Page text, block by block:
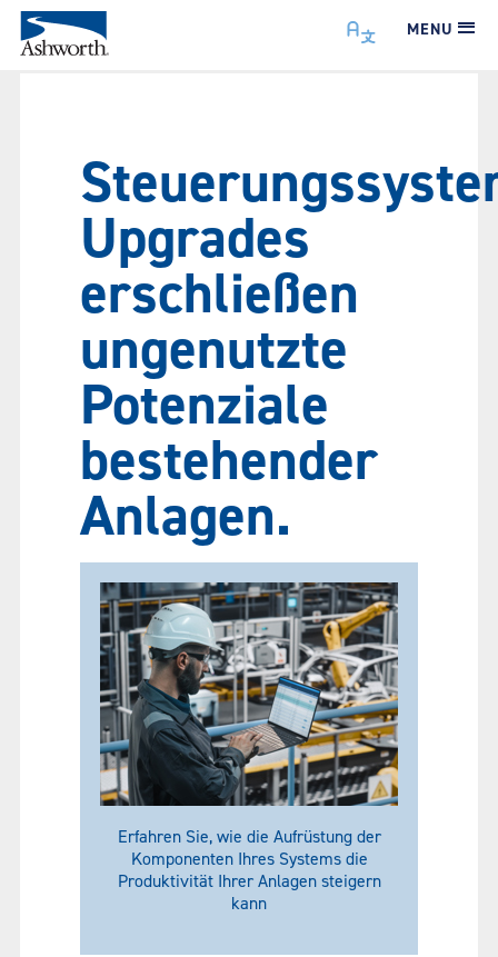
MENU
Upgrades
erschließen
ungenutzte
Potenziale
bestehender
Anlagen.
Erfahren Sie, wie die Aufrüstung der
Komponenten Ihres Systems die
Produktivität Ihrer Anlagen steigern
kann